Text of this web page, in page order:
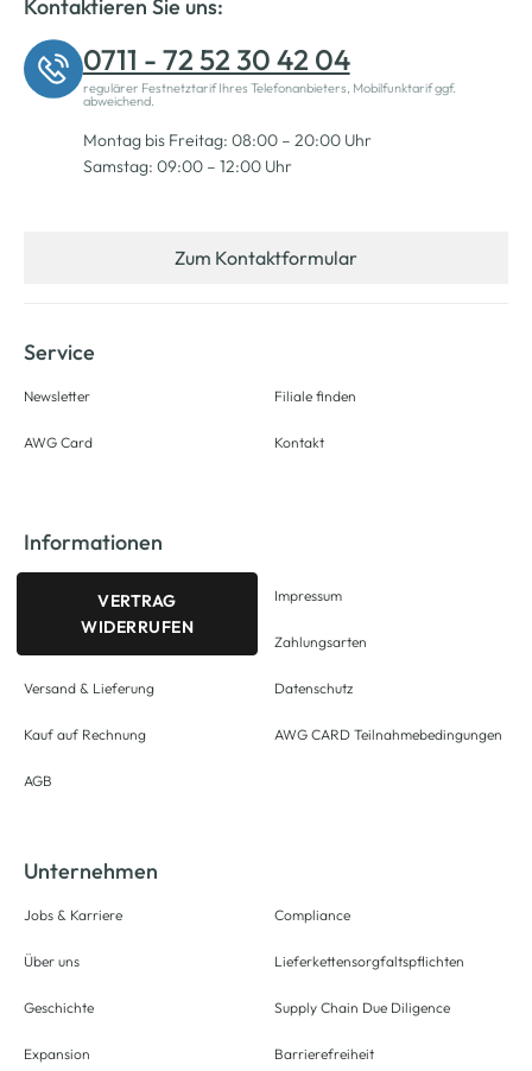
Kontaktieren Sie uns:
0711 - 72 52 30 42 04
regulärer Festnetztarif Ihres Telefonanbieters, Mobilfunktarif ggf.
abweichend.
Montag bis Freitag: 08:00 – 20:00 Uhr
Samstag: 09:00 – 12:00 Uhr
Zum Kontaktformular
Service
Newsletter
AWG Card
Filiale finden
Kontakt
Informationen
VERTRAG
WIDERRUFEN
Versand & Lieferung
Kauf auf Rechnung
AGB
Impressum
Zahlungsarten
Datenschutz
AWG CARD Teilnahmebedingungen
Unternehmen
Jobs & Karriere
Über uns
Geschichte
Expansion
Compliance
Lieferkettensorgfaltspflichten
Supply Chain Due Diligence
Barrierefreiheit